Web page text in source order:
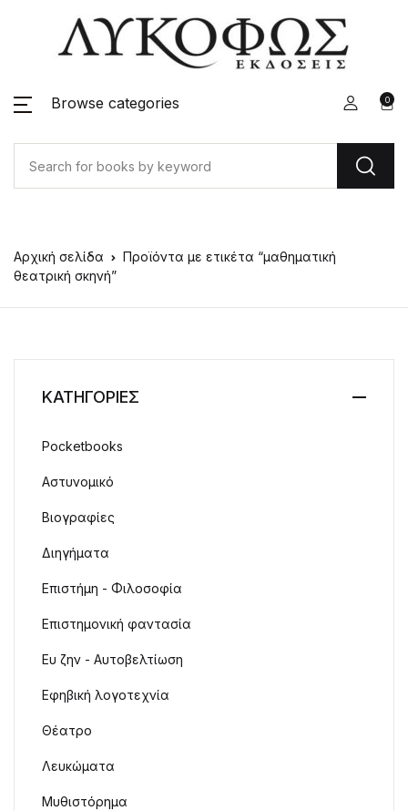
Browse categories 0
Αρχική σελίδα
Προϊόντα με ετικέτα “μαθηματική
θεατρική σκηνή”
ΚΑΤΗΓΟΡΙΕΣ
Pocketbooks
Αστυνομικό
Βιογραφίες
Διηγήματα
Επιστήμη - Φιλοσοφία
Επιστημονική φαντασία
Ευ ζην - Αυτοβελτίωση
Εφηβική λογοτεχνία
Θέατρο
Λευκώματα
Μυθιστόρημα